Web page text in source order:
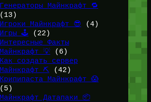
Генераторы Майнкрафт 🔁
(13)
Игроки Майнкрафт 😎 (4)
Игры 🕹️ (22)
Интересные Факты
Майнкрафт 💡(6)
Как создать сервер
Майнкрафт ⛏️ (42)
Крипипаста Майнкрафт 😱
(5)
Майнкрафт Датапаки 📦